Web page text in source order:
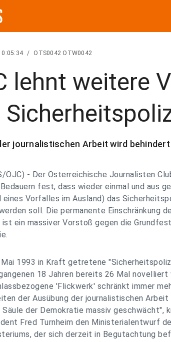
/ OTS0042 OTW0042
lehnt weitere
journalistischen Arbeit wird behindert
ÖJC) - Der Österreichische Journalisten
fest, dass wieder einmal und aus
eines Vorfalles im Ausland) das
soll. Die permanente Einschränkung
ist ein massiver Vorstoß gegen die
Mai 1993 in Kraft getretene
18 Jahren bereits 26 Mal novelliert
'Flickwerk' schränkt immer
der Ausübung der journalistischen Arbeit
Säule der Demokratie massiv geschwächt",
Fred Turnheim den Ministerialentwurf
der sich derzeit in Begutachtung